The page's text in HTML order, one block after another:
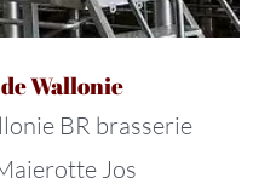
Wallonie
BR brasserie
Jos